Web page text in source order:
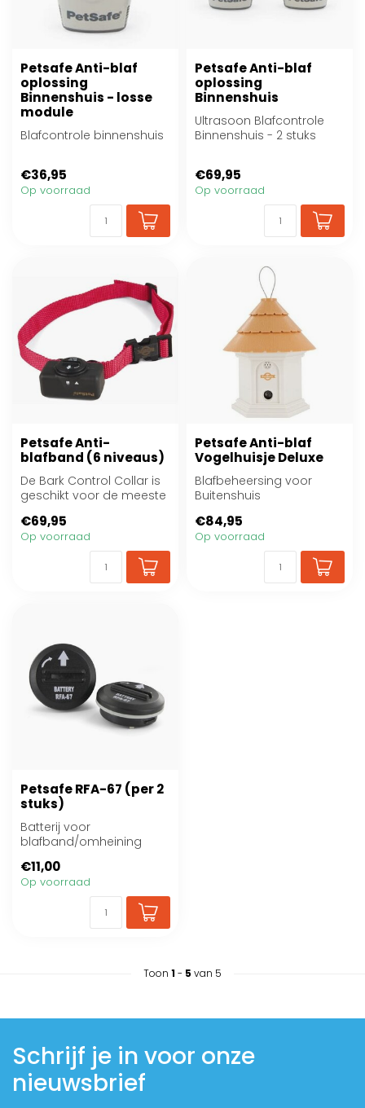
Petsafe Anti-blaf
oplossing
Binnenshuis - losse
module
Blafcontrole binnenshuis
€36,95
Op voorraad
Petsafe Anti-blaf
oplossing
Binnenshuis
Ultrasoon Blafcontrole
Binnenshuis - 2 stuks
€69,95
Op voorraad
Petsafe Anti-
blafband (6 niveaus)
De Bark Control Collar is
geschikt voor de meeste
€69,95
Op voorraad
Petsafe Anti-blaf
Vogelhuisje Deluxe
Blafbeheersing voor
Buitenshuis
€84,95
Op voorraad
Petsafe RFA-67 (per 2
stuks)
Batterij voor
blafband/omheining
€11,00
Op voorraad
Toon 1- 5 van 5
Schrijf je in voor onze
nieuwsbrief